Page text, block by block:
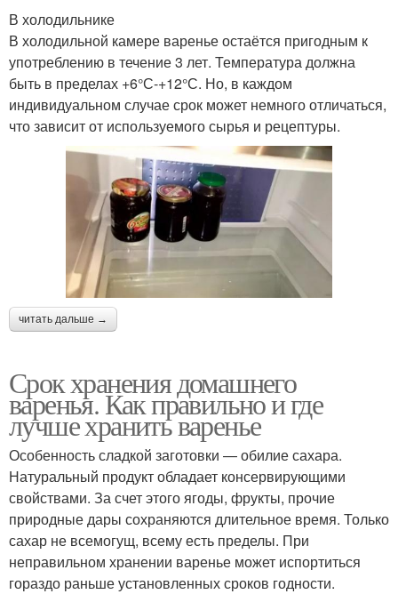
В холодильнике
В холодильной камере варенье остаётся пригодным к
употреблению в течение 3 лет. Температура должна
быть в пределах +6°С-+12°С. Но, в каждом
индивидуальном случае срок может немного отличаться,
что зависит от используемого сырья и рецептуры.
читать дальше →
Срок хранения домашнего
варенья. Как правильно и где
лучше хранить варенье
Особенность сладкой заготовки — обилие сахара.
Натуральный продукт обладает консервирующими
свойствами. За счет этого ягоды, фрукты, прочие
природные дары сохраняются длительное время. Только
сахар не всемогущ, всему есть пределы. При
неправильном хранении варенье может испортиться
гораздо раньше установленных сроков годности.